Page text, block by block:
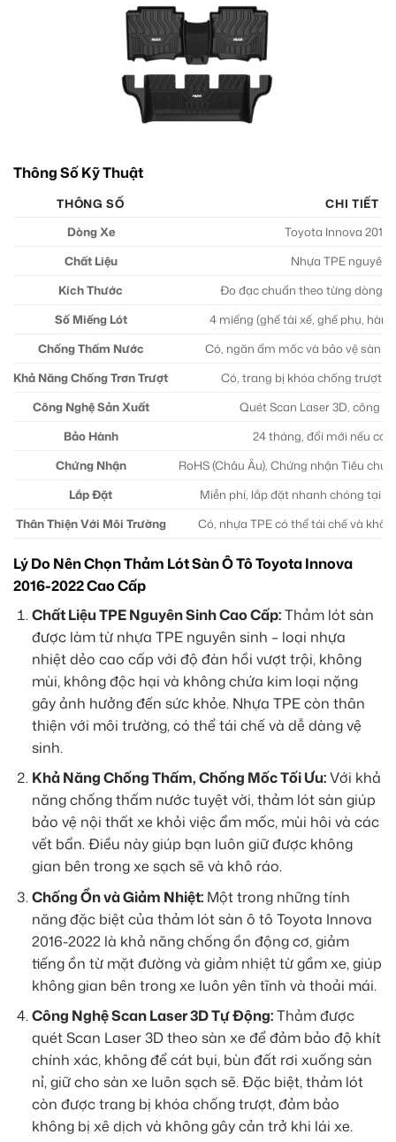
Thông Số Kỹ Thuật
THÔNG SỐ
CHI TIẾT
Dòng Xe
Toyota Innova
Chất Liệu
Nhựa TPE nguyên
Kích Thước
Đo đạc chuẩn theo từng dòng
Số Miếng Lót
4 miếng (ghế tài xế, ghế phụ,
Chống Thấm Nước
Có, ngăn ẩm mốc và bảo vệ sàn
Khả Năng Chống Trơn Trượt
Có, trang bị khóa chống trượt
Công Nghệ Sản Xuất
Quét Scan Laser 3D, công
Bảo Hành
24 tháng, đổi mới nếu có
Chứng Nhận
RoHS (Châu Âu), Chứng nhận Tiêu
Lắp Đặt
Miễn phí, lắp đặt nhanh chóng tại
Thân Thiện Với Môi Trường
Có, nhựa TPE có thể tái chế và
Lý Do Nên Chọn Thảm Lót Sàn Ô Tô Toyota Innova
2016-2022 Cao Cấp
Chất Liệu TPE Nguyên Sinh Cao Cấp:Thảm lót sàn
được làm từ nhựa TPE nguyên sinh – loại nhựa
nhiệt dẻo cao cấp với độ đàn hồi vượt trội, không
mùi, không độc hại và không chứa kim loại nặng
gây ảnh hưởng đến sức khỏe. Nhựa TPE còn thân
thiện với môi trường, có thể tái chế và dễ dàng vệ
sinh.
Khả Năng Chống Thấm, Chống Mốc Tối Ưu:Với khả
năng chống thấm nước tuyệt vời, thảm lót sàn giúp
bảo vệ nội thất xe khỏi việc ẩm mốc, mùi hôi và các
vết bẩn. Điều này giúp bạn luôn giữ được không
gian bên trong xe sạch sẽ và khô ráo.
Chống Ồn và Giảm Nhiệt:Một trong những tính
năng đặc biệt của thảm lót sàn ô tô Toyota Innova
2016-2022 là khả năng chống ồn động cơ, giảm
tiếng ồn từ mặt đường và giảm nhiệt từ gầm xe, giúp
không gian bên trong xe luôn yên tĩnh và thoải mái.
Công Nghệ Scan Laser 3D Tự Động:Thảm được
quét Scan Laser 3D theo sàn xe để đảm bảo độ khít
chính xác, không để cát bụi, bùn đất rơi xuống sàn
nỉ, giữ cho sàn xe luôn sạch sẽ. Đặc biệt, thảm lót
còn được trang bị khóa chống trượt, đảm bảo
không bị xê dịch và không gây cản trở khi lái xe.